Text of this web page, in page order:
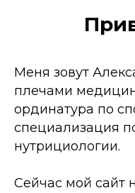
Меня зовут
плечами
ординатура по
специализация
нутрициологии.
Сейчас мой сайт